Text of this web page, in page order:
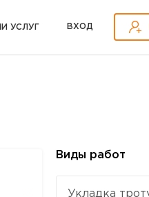
УСЛУГ ВХOД
Виды работ